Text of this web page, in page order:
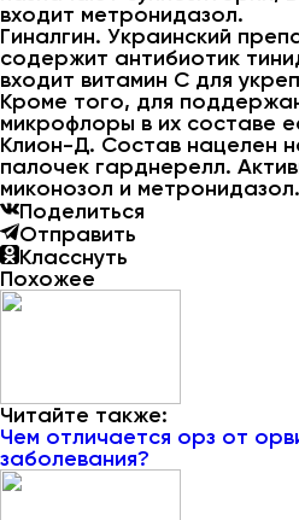
входит метронидазол.
Гиналгин. Украинский
содержит антибиотик
входит витамин С для
Кроме того, для
микрофлоры в их составе
Клион-Д. Состав нацелен
палочек гарднерелл.
миконозол и метронидазол.
Поделиться
Отправить
Класснуть
Похожее
Читайте также:
Чем отличается орз от
заболевания?